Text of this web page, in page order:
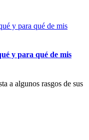
y para qué de mis
a algunos rasgos de sus